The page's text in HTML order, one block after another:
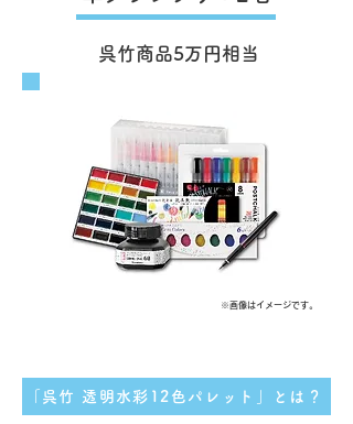
呉竹商品5万円相当
※画像はイメージです。
「呉竹 透明水彩12色パレット」とは？